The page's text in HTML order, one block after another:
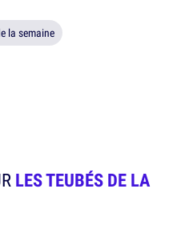
la semaine
LES TEUBÉS DE LA